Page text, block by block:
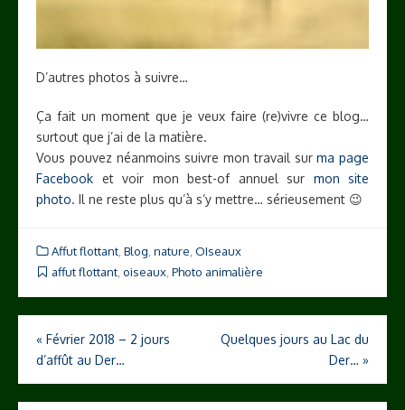
D’autres photos à suivre…
Ça fait un moment que je veux faire (re)vivre ce blog…
surtout que j’ai de la matière.
Vous pouvez néanmoins suivre mon travail surma page
Facebook et voir mon best-of annuel sur mon site
photo. Il ne reste plus qu’à s’y mettre… sérieusement 😉
Affut flottant Blog nature OIseaux
affut flottant oiseaux Photo animalière
Navigation
de
l’article
« Février 2018 – 2 jours
d’affût au Der…
Quelques jours au Lac du
Der… »